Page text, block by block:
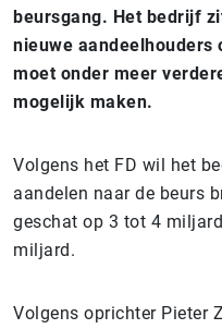
beursgang. Het bedrijf
nieuwe aandeelhouders
moet onder meer
mogelijk maken.
Volgens het FD wil het
aandelen naar de beurs
geschat op 3 tot 4
miljard.
Volgens oprichter Pieter